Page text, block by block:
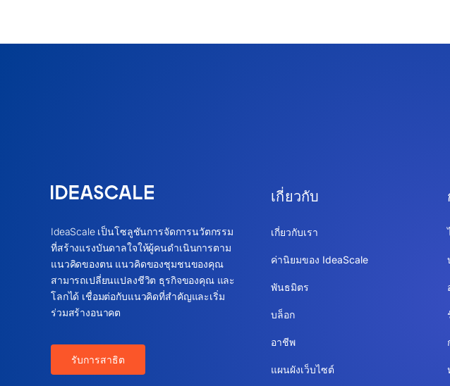
IdeaScale เป็นโซลูชันการจัดการนวัตกรรม
ที่สร้างแรงบันดาลใจให้ผู้คนดำเนินการตาม
แนวคิดของตน แนวคิดของชุมชนของคุณ
สามารถเปลี่ยนแปลงชีวิต ธุรกิจของคุณ และ
โลกได้ เชื่อมต่อกับแนวคิดที่สำคัญและเริ่ม
ร่วมสร้างอนาคต
รับการสาธิต
เกี่ยวกับ
เกี่ยวกับเรา
ค่านิยมของ IdeaScale
พันธมิตร
บล็อก
อาชีพ
แผนผังเว็บไซต์